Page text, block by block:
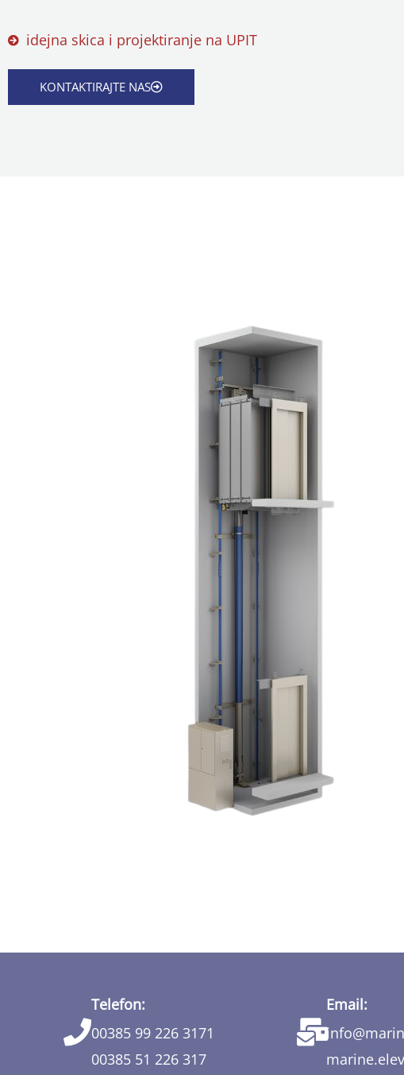
idejna skica i projektiranje na UPIT
KONTAKTIRAJTE NAS
Telefon:
00385 99 226 3171
00385 51 226 317
Email: